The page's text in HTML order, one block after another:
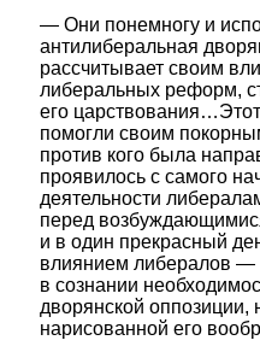
— Они понемногу и
антилиберальная
рассчитывает своим
либеральных реформ,
его
помогли своим
против кого была
проявилось с самого
деятельности
перед
и в один прекрасный
влиянием либералов —
в сознании
дворянской оппозиции,
нарисованной его